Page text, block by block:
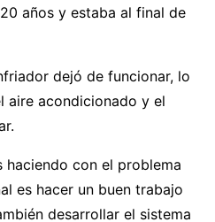
años y estaba al final de
dejó de funcionar, lo
aire acondicionado y el
haciendo con el problema
es hacer un buen trabajo
desarrollar el sistema